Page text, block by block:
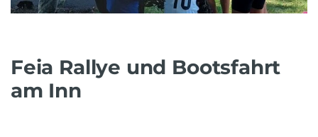
Feia Rallye und Bootsfahrt
am Inn